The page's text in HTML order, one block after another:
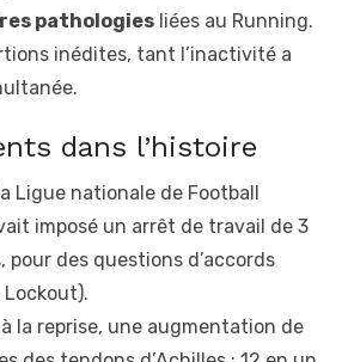
pathologies liées au Running.
inédites, tant l’inactivité a
dans l’histoire
Ligue nationale de Football
imposé un arrêt de travail de 3
pour des questions d’accords
Lockout).
la reprise, une augmentation de